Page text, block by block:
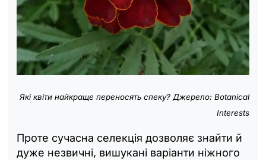
Які квіти найкраще переносять спеку? Джерело: Botanical
Interests
Проте сучасна селекція дозволяє знайти й
дуже незвичні, вишукані варіанти ніжного